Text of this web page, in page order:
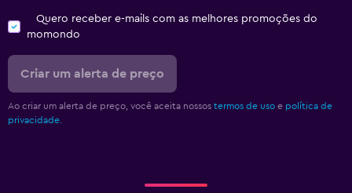
Quero receber e-mails com as melhores promoções do
momondo
Criar um alerta de preço
Ao criar um alerta de preço, você aceita nossos termos de uso e política de
privacidade.